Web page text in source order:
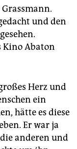
und den
Kino Abaton
Herz und
ein
hätte es diese
Er war ja
anderen und